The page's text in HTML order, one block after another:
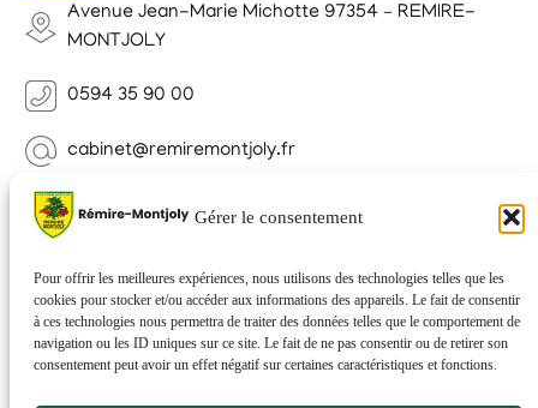
Gérer le consentement
Pour offrir les meilleures expériences, nous utilisons des technologies telles que les
cookies pour stocker et/ou accéder aux informations des appareils. Le fait de consentir
à ces technologies nous permettra de traiter des données telles que le comportement de
navigation ou les ID uniques sur ce site. Le fait de ne pas consentir ou de retirer son
consentement peut avoir un effet négatif sur certaines caractéristiques et fonctions.
Avenue Jean-Marie Michotte 97354 – REMIRE-
MONTJOLY
0594 35 90 00
cabinet@remiremontjoly.fr
Newsletter
nouvelles de votre commune.